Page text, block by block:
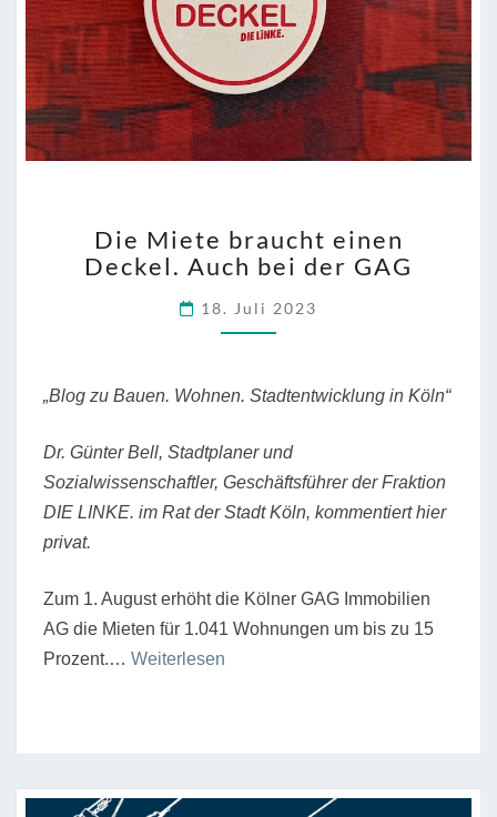
MIETE
BRAUCHT
DECKEL.
AUCH
DER
Die Miete braucht einen
Deckel. Auch bei der GAG
18. Juli 2023
„Blog zu Bauen. Wohnen. Stadtentwicklung in Köln“
Dr. Günter Bell, Stadtplaner und
Sozialwissenschaftler, Geschäftsführer der Fraktion
DIE LINKE. im Rat der Stadt Köln, kommentiert hier
privat.
Zum 1. August erhöht die Kölner GAG Immobilien
AG die Mieten für 1.041 Wohnungen um bis zu 15
Prozent.… Weiterlesen